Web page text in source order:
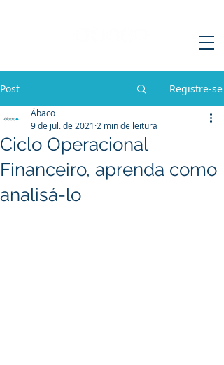
Post Registre-se
Ciclo Operacional
Financeiro, aprenda como
analisá-lo
Ábaco
9 de jul. de 2021 2 min de leitura